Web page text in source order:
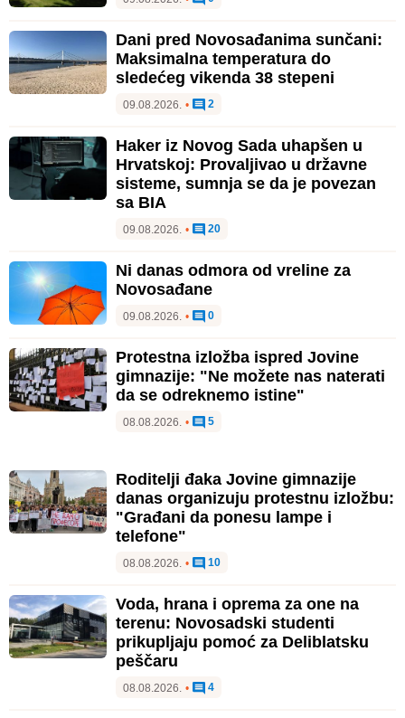
Dani pred Novosađanima sunčani:
Maksimalna temperatura do
sledećeg vikenda 38 stepeni
09.08.2026. • 2
Haker iz Novog Sada uhapšen u
Hrvatskoj: Provaljivao u državne
sisteme, sumnja se da je povezan
sa BIA
09.08.2026. • 20
Ni danas odmora od vreline za
Novosađane
09.08.2026. • 0
Protestna izložba ispred Jovine
gimnazije: "Ne možete nas naterati
da se odreknemo istine"
08.08.2026. • 5
Roditelji đaka Jovine gimnazije
danas organizuju protestnu izložbu:
"Građani da ponesu lampe i
telefone"
08.08.2026. • 10
Voda, hrana i oprema za one na
terenu: Novosadski studenti
prikupljaju pomoć za Deliblatsku
peščaru
08.08.2026. • 4